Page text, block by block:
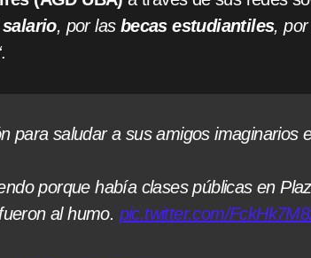
, por las becas estudiantiles,
.
para saludar a sus amigos imaginarios
porque había clases públicas en
al humo. pic.twitter.com/